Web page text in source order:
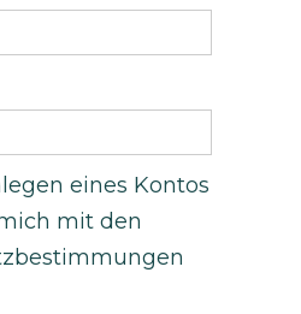
eines Kontos
mit den